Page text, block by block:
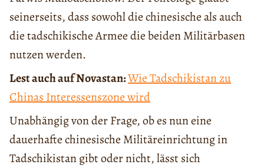
seinerseits, dass sowohl die chinesische als auch
die tadschikische Armee die beiden Militärbasen
nutzen werden.
Lest auch auf Novastan:Wie Tadschikistan zu
Chinas Interessenszone wird
Unabhängig von der Frage, ob es nun eine
dauerhafte chinesische Militäreinrichtung in
Tadschikistan gibt oder nicht, lässt sich